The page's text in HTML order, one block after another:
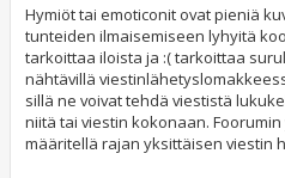
Hymiöt tai emoticonit ovat pieniä
tunteiden ilmaisemiseen lyhyitä
tarkoittaa iloista ja :( tarkoittaa
nähtävillä
sillä ne voivat tehdä viestistä
niitä tai viestin kokonaan.
määritellä rajan yksittäisen viestin